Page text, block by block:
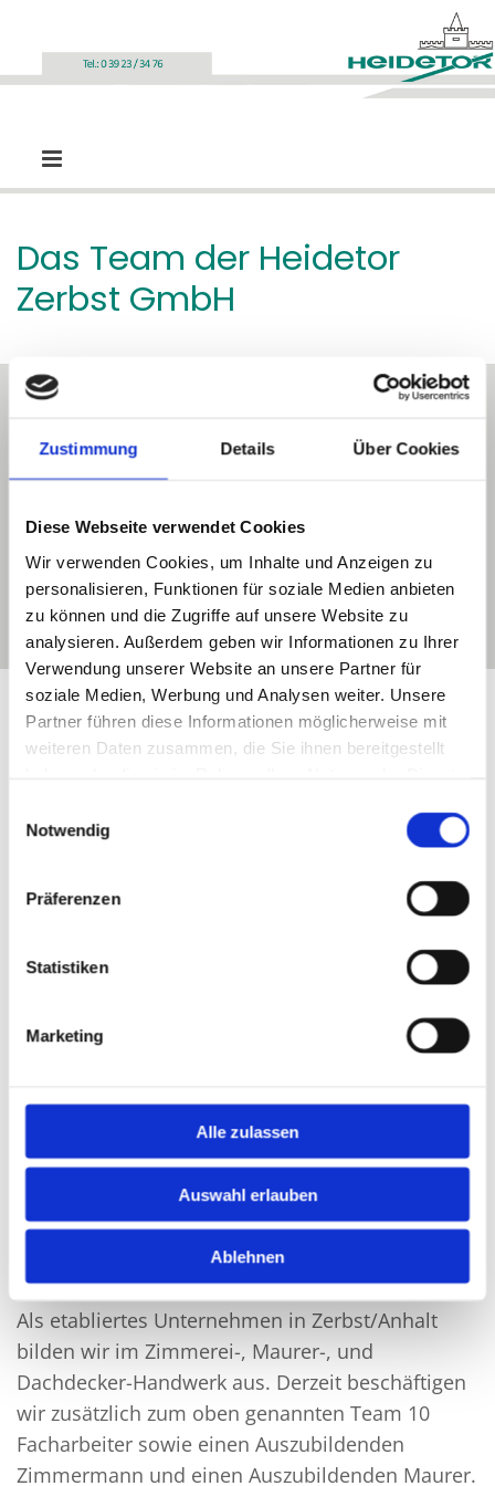
Zustimmung Details Über Cookies
Diese Webseite verwendet Cookies
Wir verwenden Cookies, um Inhalte und Anzeigen zu
personalisieren, Funktionen für soziale Medien anbieten
zu können und die Zugriffe auf unsere Website zu
analysieren. Außerdem geben wir Informationen zu Ihrer
Verwendung unserer Website an unsere Partner für
soziale Medien, Werbung und Analysen weiter. Unsere
Partner führen diese Informationen möglicherweise mit
weiteren Daten zusammen, die Sie ihnen bereitgestellt
Notwendig
Präferenzen
Statistiken
Marketing
Alle zulassen
Auswahl erlauben
Ablehnen
Das Team der Heidetor
Zerbst GmbH
Tradition. Das Team besteht aus erfahrenem und
fachlich ausgezeichnet qualifiziertem Personal
und ist während des gesamten Projektes für Sie
Kontaktieren Sie uns, gerne vereinbaren wir
einen persönlichen Termin mit Ihnen.
Unser Team
Heidetor Zerbst GmbH - ein
Ausbildungsbetrieb
Als etabliertes Unternehmen in Zerbst/Anhalt
bilden wir im Zimmerei-, Maurer-, und
Dachdecker-Handwerk aus. Derzeit beschäftigen
wir zusätzlich zum oben genannten Team 10
Facharbeiter sowie einen Auszubildenden
Zimmermann und einen Auszubildenden Maurer.